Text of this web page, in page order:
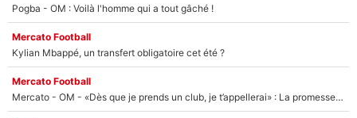
Pogba - OM : Voilà l'homme qui a tout gâché !
Mercato Football
Kylian Mbappé, un transfert obligatoire cet été ?
Mercato Football
Mercato - OM - «Dès que je prends un club, je t’appellerai» : La promesse de Marcelino au moment de claquer la porte